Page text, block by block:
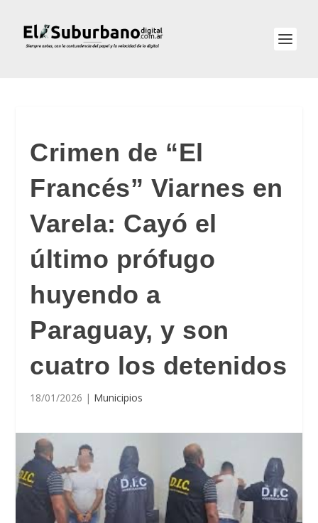
Crimen de “El
Francés” Viarnes en
Varela: Cayó el
último prófugo
huyendo a
Paraguay, y son
cuatro los detenidos
18/01/2026 | Municipios